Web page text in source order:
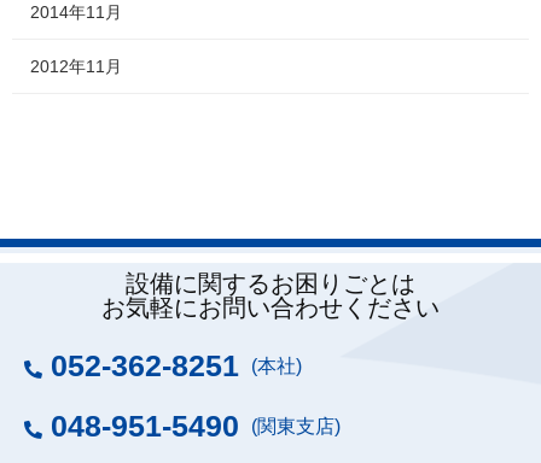
2014年11月
2012年11月
設備に関するお困りごとは
お気軽にお問い合わせください
052-362-8251 (本社)
048-951-5490 (関東支店)